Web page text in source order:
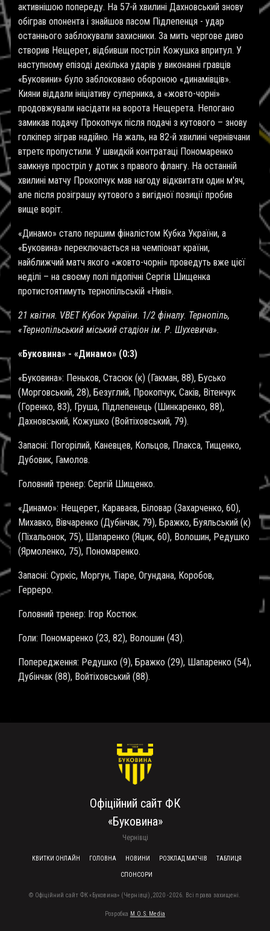
активнішою попереду. На 57-й хвилині Дахновський знову
обіграв опонента і знайшов пасом Підлепенця - удар
останнього заблокували захисники. За мить чергове диво
створив Нещерет, відбивши постріл Кожушка впритул. У
наступному епізоді декілька ударів у виконанні гравців
«Буковини» було заблоковано обороною «динамівців».
Кияни віддали ініціативу суперника, а «жовто-чорні»
продовжували насідати на ворота Нещерета. Непогано
замикав подачу Прокопчук після подачі з кутового – знову
голкіпер зіграв надійно. На жаль, на 82-й хвилині чернівчани
втретє пропустили. У швидкій контратаці Пономаренко
замкнув простріл у дотик з правого флангу. На останній
хвилині матчу Прокопчук мав нагоду відквитати один м'яч,
але після розіграшу кутового з вигідної позиції пробив
вище воріт.
«Динамо» стало першим фіналістом Кубка України, а
«Буковина» переключається на чемпіонат країни,
найближчий матч якого «жовто-чорні» проведуть вже цієї
неділі – на своєму полі підопічні Сергія Шищенка
протистоятимуть тернопільській «Ниві».
21 квітня. VBETКубок України. 1/2 фіналу. Тернопіль,
«Тернопільський міський стадіон ім. Р. Шухевича».
«Буковина» - «Динамо» (0:3)
«Буковина»: Пеньков, Стасюк (к) (Гакман, 88), Бусько
(Морговський, 28), Безуглий, Прокопчук, Саків, Вітенчук
(Горенко, 83), Груша, Підлепенець (Шинкаренко, 88),
Дахновський, Кожушко (Войтіховський, 79).
Запасні: Погорілий, Каневцев, Кольцов, Плакса, Тищенко,
Дубовик, Гамолов.
Головний тренер: Сергій Шищенко.
«Динамо»: Нещерет, Караваєв, Біловар (Захарченко, 60),
Михавко, Вівчаренко (Дубінчак, 79), Бражко, Буяльський (к)
(Піхальонок, 75), Шапаренко (Яцик, 60), Волошин, Редушко
(Ярмоленко, 75), Пономаренко.
Запасні: Суркіс, Моргун, Тіаре, Огундана, Коробов,
Герреро.
Головний тренер: Ігор Костюк.
Голи: Пономаренко (23, 82), Волошин (43).
Попередження: Редушко (9), Бражко (29), Шапаренко (54),
Дубінчак (88), Войтіховський (88).
Офіційний сайт ФК
«Буковина»
Чернівці
FOOTER MENU
КВИТКИ ОНЛАЙН ГОЛОВНА НОВИНИ РОЗКЛАД МАТЧІВ ТАБЛИЦЯ
СПОНСОРИ
© Офіційний сайт ФК «Буковина» (Чернівці), 2020 - 2026. Всі права захищені.
Розробка M.O.S. Media